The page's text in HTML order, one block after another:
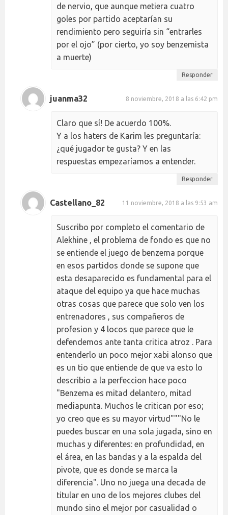
de nervio, que aunque metiera cuatro
goles por partido aceptarían su
rendimiento pero seguiría sin “entrarles
por el ojo” (por cierto, yo soy benzemista
a muerte)
Responder
juanma32 8 noviembre, 2018 a las 6:42 pm
Claro que sí! De acuerdo 100%.
Y a los haters de Karim les preguntaría:
¿qué jugador te gusta? Y en las
respuestas empezaríamos a entender.
Responder
Castellano_82 11 noviembre, 2018 a las 9:53 am
Suscribo por completo el comentario de
Alekhine , el problema de fondo es que no
se entiende el juego de benzema porque
en esos partidos donde se supone que
esta desaparecido es fundamental para el
ataque del equipo ya que hace muchas
otras cosas que parece que solo ven los
entrenadores , sus compañeros de
profesion y 4 locos que parece que le
defendemos ante tanta critica atroz . Para
entenderlo un poco mejor xabi alonso que
es un tio que entiende de que va esto lo
describio a la perfeccion hace poco
"Benzema es mitad delantero, mitad
mediapunta. Muchos le critican por eso;
yo creo que es su mayor virtud"""No le
puedes buscar en una sola jugada, sino en
muchas y diferentes: en profundidad, en
el área, en las bandas y a la espalda del
pivote, que es donde se marca la
diferencia". Uno no juega una decada de
titular en uno de los mejores clubes del
mundo sino el mejor por casualidad o